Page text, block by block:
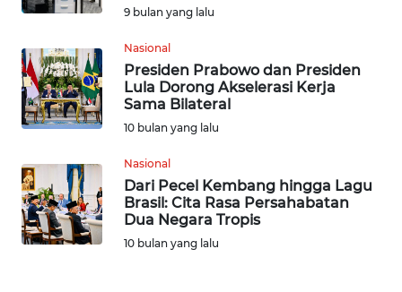
9 bulan yang lalu
Nasional
Presiden Prabowo dan Presiden
Lula Dorong Akselerasi Kerja
Sama Bilateral
10 bulan yang lalu
Nasional
Dari Pecel Kembang hingga Lagu
Brasil: Cita Rasa Persahabatan
Dua Negara Tropis
10 bulan yang lalu
INFO
TENTANG
KAMI
MEDIA
SIBER
REDAKSI